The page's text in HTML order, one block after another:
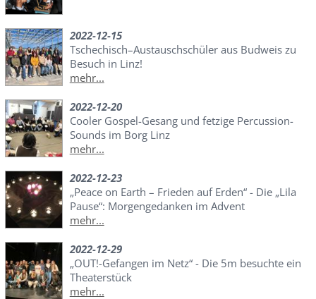
2022-12-15
Tschechisch–Austauschschüler aus Budweis zu
Besuch in Linz!
mehr...
2022-12-20
Cooler Gospel-Gesang und fetzige Percussion-
Sounds im Borg Linz
mehr...
2022-12-23
„Peace on Earth – Frieden auf Erden“ - Die „Lila
Pause“: Morgengedanken im Advent
mehr...
2022-12-29
„OUT!-Gefangen im Netz“ - Die 5m besuchte ein
Theaterstück
mehr...